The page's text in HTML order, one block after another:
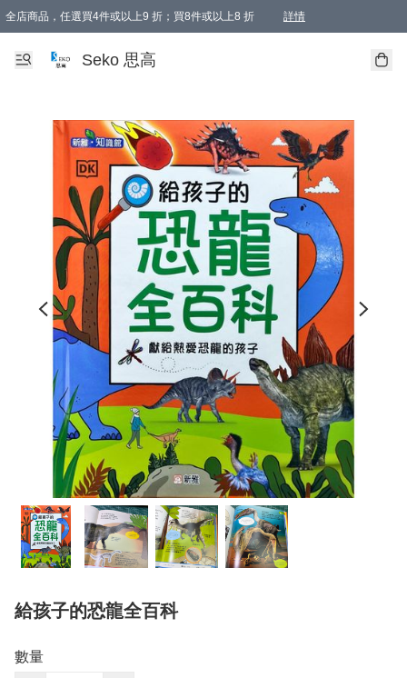
全店商品，任選買4件或以上9 折；買8件或以上8 折 詳情
新會員首次購物即享全單 95 折優惠！
購物滿198, 全單免運
Seko 思高
給孩子的恐龍全百科
數量